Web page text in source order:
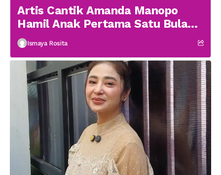
Artis Cantik Amanda Manopo
Hamil Anak Pertama Satu Bulan
menikah
Ismaya Rosita